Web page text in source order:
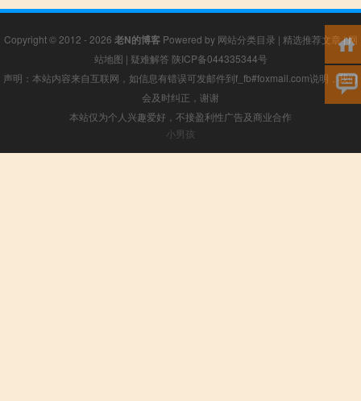
Copyright © 2012 - 2026 老N的博客Powered by 网站分类目录 | 精选推荐文章|网
站地图 | 疑难解答 陕ICP备044335344号
声明：本站内容来自互联网，如信息有错误可发邮件到f_fb#foxmail.com说明，我们
会及时纠正，谢谢
本站仅为个人兴趣爱好，不接盈利性广告及商业合作
小男孩